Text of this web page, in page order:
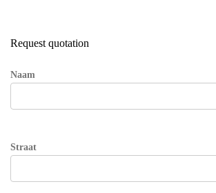
Request quotation
Naam
Straat